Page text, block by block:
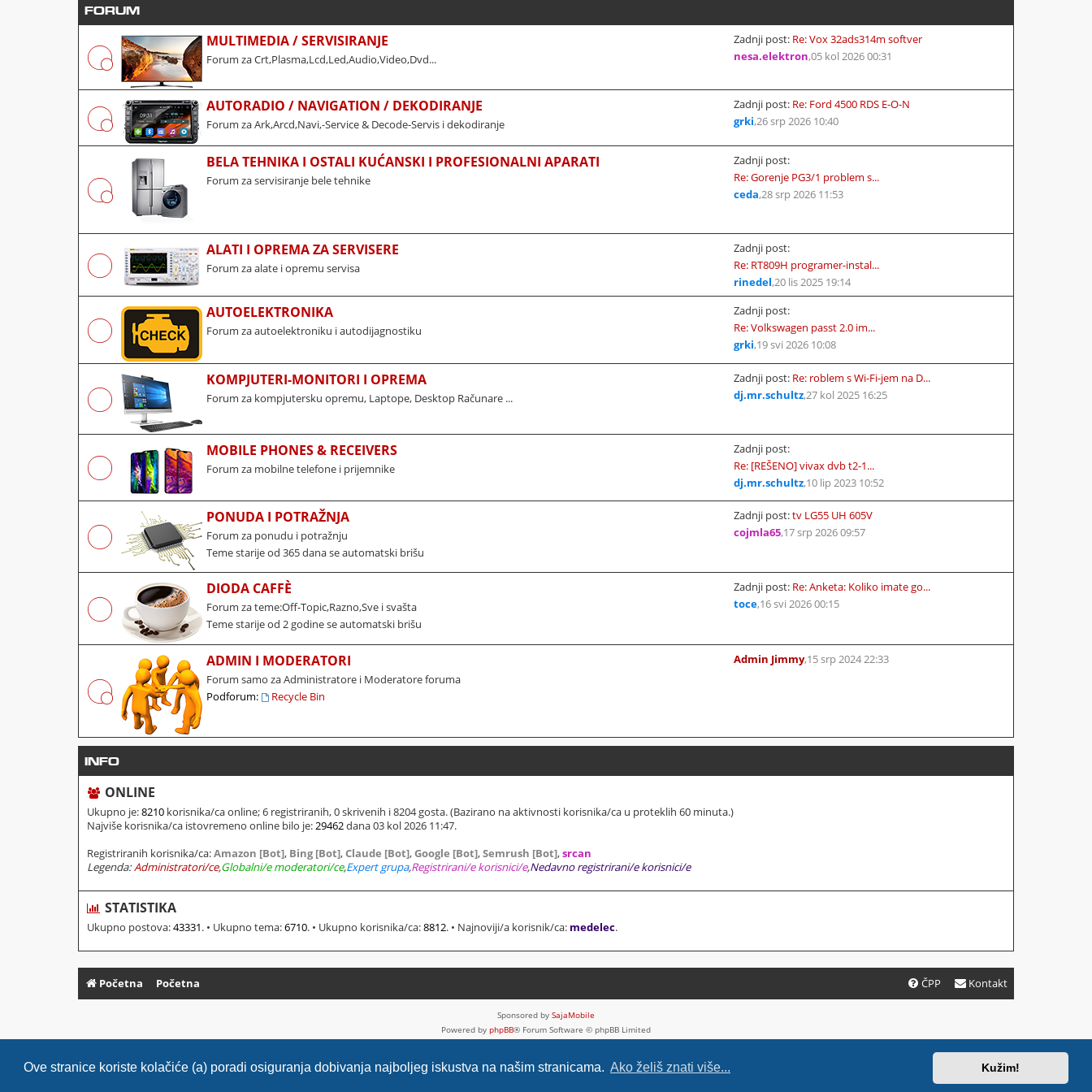
Ove stranice koriste kolačiće (a) poradi osiguranja dobivanja najboljeg iskustva na našim stranicama. Ako želiš znati više... Kužim!
FORUM
MULTIMEDIA / SERVISIRANJE
Forum za Crt,Plasma,Lcd,Led,Audio,Video,Dvd...
Zadnji post: Re: Vox 32ads314m softver
nesa.elektron,05 kol 2026 00:31
AUTORADIO / NAVIGATION / DEKODIRANJE
Forum za Ark,Arcd,Navi,-Service & Decode-Servis i dekodiranje
Zadnji post: Re: Ford 4500 RDS E-O-N
grki,26 srp 2026 10:40
BELA TEHNIKA I OSTALI KUĆANSKI I PROFESIONALNI APARATI
Forum za servisiranje bele tehnike
Zadnji post:
Re: Gorenje PG3/1 problem s...
ceda,28 srp 2026 11:53
ALATI I OPREMA ZA SERVISERE
Forum za alate i opremu servisa
Zadnji post:
Re: RT809H programer-instal...
rinedel,20 lis 2025 19:14
AUTOELEKTRONIKA
Forum za autoelektroniku i autodijagnostiku
Zadnji post:
Re: Volkswagen passt 2.0 im...
grki,19 svi 2026 10:08
KOMPJUTERI-MONITORI I OPREMA
Forum za kompjutersku opremu, Laptope, Desktop Računare ...
Zadnji post: Re: roblem s Wi-Fi-jem na D...
dj.mr.schultz,27 kol 2025 16:25
MOBILE PHONES & RECEIVERS
Forum za mobilne telefone i prijemnike
Zadnji post:
Re: [REŠENO] vivax dvb t2-1...
dj.mr.schultz,10 lip 2023 10:52
PONUDA I POTRAŽNJA
Forum za ponudu i potražnju
Teme starije od 365 dana se automatski brišu
Zadnji post:tv LG55 UH 605V
cojmla65,17 srp 2026 09:57
DIODA CAFFÈ
Forum za teme:Off-Topic,Razno,Sve i svašta
Teme starije od 2 godine se automatski brišu
Zadnji post: Re: Anketa: Koliko imate go...
toce,16 svi 2026 00:15
ADMIN I MODERATORI
Forum samo za Administratore i Moderatore foruma
Podforum:
Recycle Bin
Admin Jimmy,15 srp 2024 22:33
INFO
ONLINE
Ukupno je:8210 korisnika/ca online; 6 registriranih, 0 skrivenih i 8204 gosta. (Bazirano na aktivnosti korisnika/ca u proteklih 60 minuta.)
Najviše korisnika/ca istovremeno online bilo je:29462dana 03 kol 2026 11:47.
Registriranih korisnika/ca:Amazon [Bot], Bing [Bot],Claude [Bot],Google [Bot],Semrush [Bot],srcan
Legenda:Administratori/ce,Globalni/e moderatori/ce,Expert grupa,Registrirani/e korisnici/e,Nedavno registrirani/e korisnici/e
STATISTIKA
Ukupno postova:43331. • Ukupno tema:6710. • Ukupno korisnika/ca:8812. • Najnoviji/a korisnik/ca: medelec.
Početna Početna Kontakt
ČPP
Sponsored by SajaMobile
Powered by phpBB® Forum Software © phpBB Limited
Privatnost